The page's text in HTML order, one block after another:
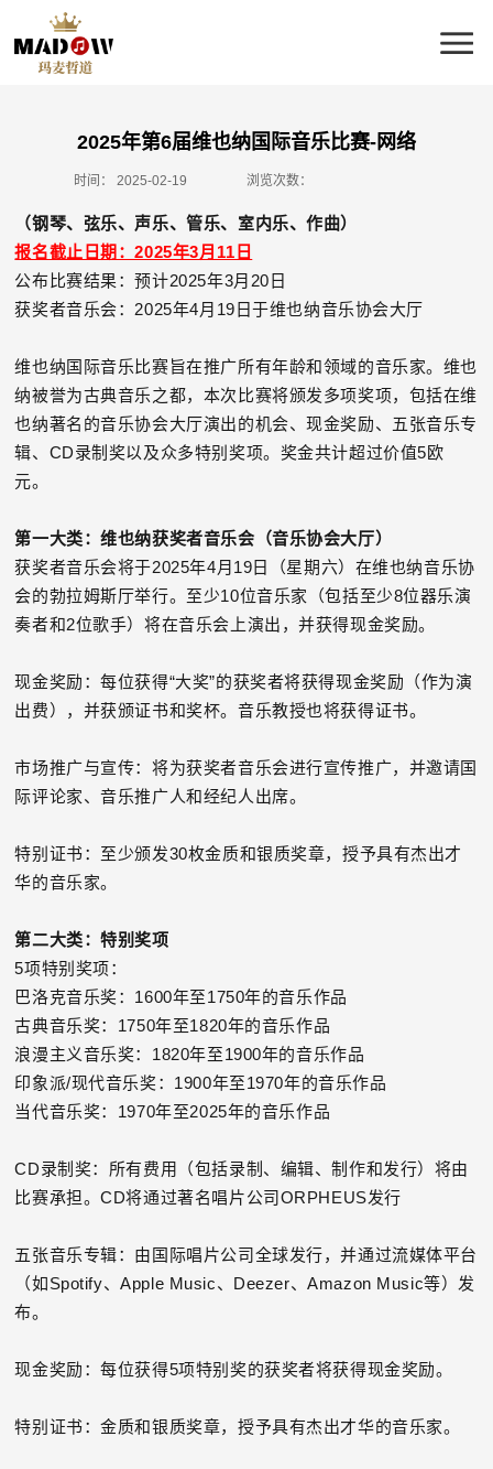
2025年第6届维也纳国际音乐比赛-网络
时间： 2025-02-19 浏览次数：
（钢琴、弦乐、声乐、管乐、室内乐、作曲）
报名截止日期：2025年3月11日
公布比赛结果：预计2025年3月20日
获奖者音乐会：2025年4月19日于维也纳音乐协会大厅
维也纳国际音乐比赛旨在推广所有年龄和领域的音乐家。维也
纳被誉为古典音乐之都，本次比赛将颁发多项奖项，包括在维
也纳著名的音乐协会大厅演出的机会、现金奖励、五张音乐专
辑、CD录制奖以及众多特别奖项。奖金共计超过价值5欧
元。
第一大类：维也纳获奖者音乐会（音乐协会大厅）
获奖者音乐会将于2025年4月19日（星期六）在维也纳音乐协
会的勃拉姆斯厅举行。至少10位音乐家（包括至少8位器乐演
奏者和2位歌手）将在音乐会上演出，并获得现金奖励。
现金奖励：每位获得“大奖”的获奖者将获得现金奖励（作为演
出费），并获颁证书和奖杯。音乐教授也将获得证书。
市场推广与宣传：将为获奖者音乐会进行宣传推广，并邀请国
际评论家、音乐推广人和经纪人出席。
特别证书：至少颁发30枚金质和银质奖章，授予具有杰出才
华的音乐家。
第二大类：特别奖项
5项特别奖项：
巴洛克音乐奖：1600年至1750年的音乐作品
古典音乐奖：1750年至1820年的音乐作品
浪漫主义音乐奖：1820年至1900年的音乐作品
印象派/现代音乐奖：1900年至1970年的音乐作品
当代音乐奖：1970年至2025年的音乐作品
CD录制奖：所有费用（包括录制、编辑、制作和发行）将由
比赛承担。CD将通过著名唱片公司ORPHEUS发行
五张音乐专辑：由国际唱片公司全球发行，并通过流媒体平台
（如Spotify、Apple Music、Deezer、Amazon Music等）发
布。
现金奖励：每位获得5项特别奖的获奖者将获得现金奖励。
特别证书：金质和银质奖章，授予具有杰出才华的音乐家。